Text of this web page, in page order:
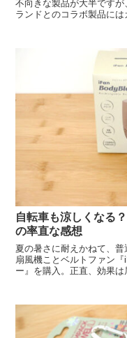
不向きな製品が大半です
ランドとのコラボ製品に
自転車も涼しくなる
の率直な感想
夏の暑さに耐えかねて、
扇風機ことベルトファン
ー』を購入。正直、効果は